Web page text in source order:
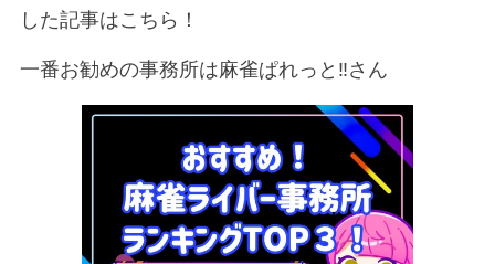
した記事はこちら！
一番お勧めの事務所は麻雀ぱれっと‼︎さん